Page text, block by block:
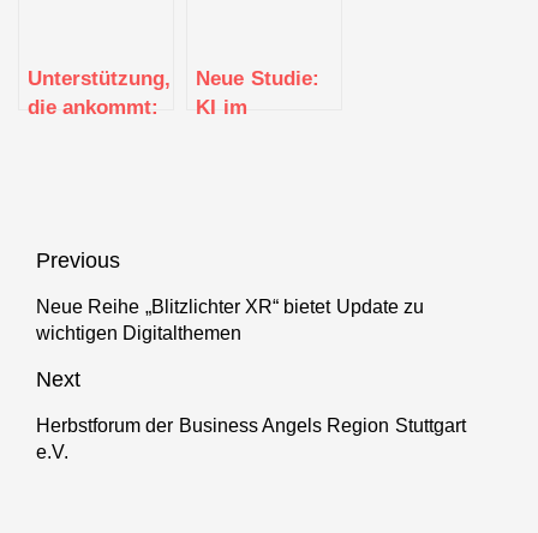
Unterstützung,
die ankommt:
Neue Studie:
KI im
Beitragsnavigation
Previous
Previous
post:
Neue Reihe „Blitzlichter XR“ bietet Update zu
wichtigen Digitalthemen
Next
Next
post:
Herbstforum der Business Angels Region Stuttgart
e.V.